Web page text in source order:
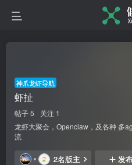
神爪龙虾导航
虾扯
帖子 5
关注 1
龙虾大聚会，Openclaw，及各种 多
流
2名版主 发